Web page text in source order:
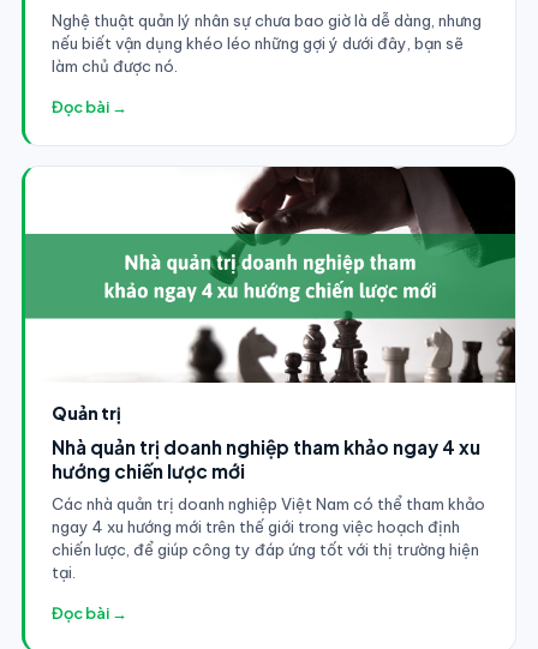
Nghệ thuật quản lý nhân sự chưa bao giờ là dễ dàng, nhưng
nếu biết vận dụng khéo léo những gợi ý dưới đây, bạn sẽ
làm chủ được nó.
Đọc bài →
Quản trị
Nhà quản trị doanh nghiệp tham khảo ngay 4 xu
hướng chiến lược mới
Các nhà quản trị doanh nghiệp Việt Nam có thể tham khảo
ngay 4 xu hướng mới trên thế giới trong việc hoạch định
chiến lược, để giúp công ty đáp ứng tốt với thị trường hiện
tại.
Đọc bài →